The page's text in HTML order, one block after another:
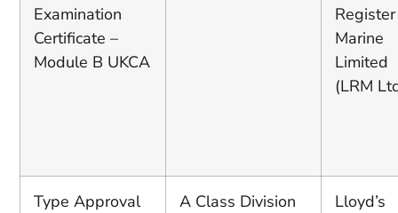
Examination
Certificate –
Module B UKCA
Register
Marine
Limited
(LRM
Type Approval
A Class Division
Lloyd’s